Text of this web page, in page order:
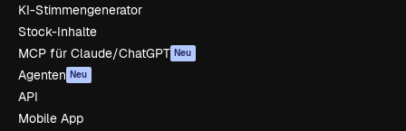
KI-Stimmengenerator
Stock-Inhalte
MCP für Claude/ChatGPT Neu
Agenten Neu
API
Mobile App